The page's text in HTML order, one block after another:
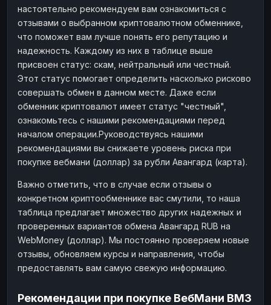
настоятельно рекомендуем вам ознакомиться с
отзывами о выбранном криптовалютном обменнике,
что поможет вам лучше понять его репутацию и
надежность. Каждому из них в таблице выше
присвоен статус: скам, нейтральный или честный.
Этот статус помогает определить насколько рисково
совершать обмен в данном месте. Даже если
обменник криптовалют имеет статус "честный",
ознакомьтесь с нашими рекомендациями перед
началом операции.Руководствуясь нашими
рекомендациями вы снижаете уровень риска при
покупке вебмани (доллар) за рубли Авангард (карта).
Важно отметить, что в случае если отзывы о
конкретном криптообменнике вас смутили, то наша
таблица предлагает множество других надежных и
проверенных вариантов обмена Авангард RUB на
WebMoney (доллар). Мы постоянно проверяем новые
отзывы, обновляем курсы и направления, чтобы
предоставлять вам самую свежую информацию.
Рекомендации при покупке ВебМани ВМЗ